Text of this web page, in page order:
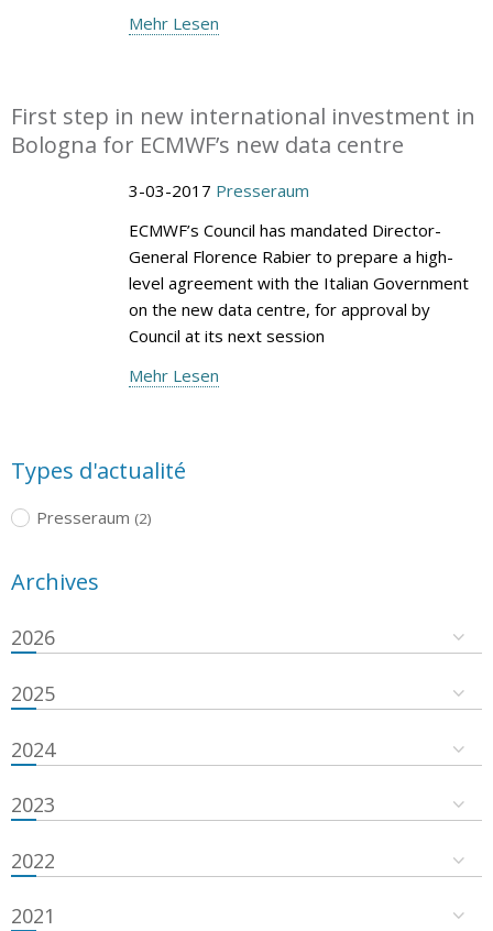
Mehr Lesen
First step in new international investment in
Bologna for ECMWF’s new data centre
3-03-2017 Presseraum
ECMWF’s Council has mandated Director-
General Florence Rabier to prepare a high-
level agreement with the Italian Government
on the new data centre, for approval by
Council at its next session
Mehr Lesen
Types d'actualité
Presseraum (2)
Archives
2026
2025
2024
2023
2022
2021